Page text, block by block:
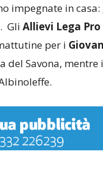
impegnate in casa:
Gli Allievi Lega Pro
per i
del Savona, mentre